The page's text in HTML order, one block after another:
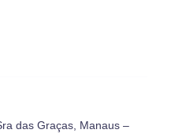
das Graças, Manaus –